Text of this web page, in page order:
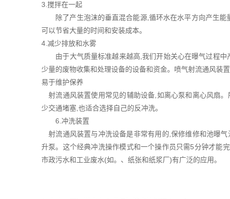
3.搅拌在一起
除了产生泡沫的垂直混合能源,循环水在水平方向产生能
可以节省大量的时间和安装成本。
4.减少排放和水雾
由于大气质量标准越来越高,我们开始关心在曝气过程中
少量的废物收集和处理设备的设备和资金。喷气射流通风装
易于维护保养
射流通风装置使用常见的辅助设备,如离心泵和离心风扇
少交通堵塞,也适合选择自己的反冲洗。
6.冲洗装置
射流通风装置与冲洗设备是非常有用的,保修维修和池曝
升泵。这个经典冲洗操作模式和一个操作员只需5分钟才能
市政污水和工业废水(如。、纸张和纸浆厂)有广泛的应用。